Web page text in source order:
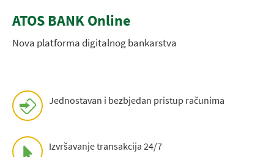
ATOS BANK Online
Nova platforma digitalnog bankarstva
Jednostavan i bezbjedan pristup računima
Izvršavanje transakcija 24/7